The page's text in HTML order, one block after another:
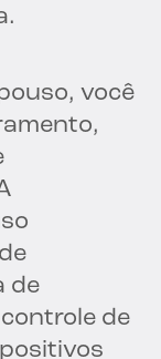
você
de
de